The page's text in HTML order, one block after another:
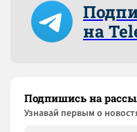
на
Подпишись на
Узнaвай первым о